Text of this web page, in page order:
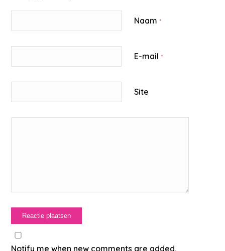
Naam*
E-mail*
Site
Notify me when new comments are added.